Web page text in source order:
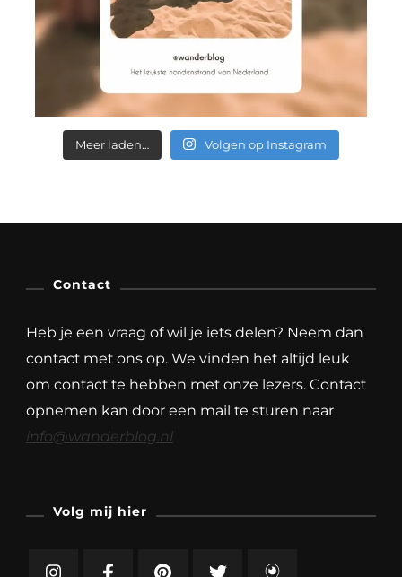
Meer laden… Volgen op Instagram
Contact
Heb je een vraag of wil je iets delen? Neem dan
contact met ons op. We vinden het altijd leuk
om contact te hebben met onze lezers. Contact
opnemen kan door een mail te sturen naar
info@wanderblog.nl
Volg mij hier